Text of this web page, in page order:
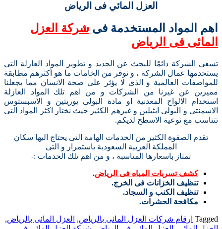
العزل المائي فى الرياض
اهم المواد المستخدمة فى شركة العزل
المائى فى الرياض
تسعى الشركة دائمًا للبحث عن الجديد و تطوير المواد العازلة التى
يستخدمها عمال الشركة ، و نوفر من الخامات ما هو أكثرهم مطابقة
للمواصفات العالمية و الذى لا يؤثر على صحة الانسان مما يجعلنا
مميزين عن غيرنا من الشركات و من اهم تلك المواد العازلة
استخدام الالواح المعدنية او مادة البولى يوريتين و الاسبستوس
الاسمنتى و البولى ايثيلين و غيرهم الكثير حيث نختار اكثر المواد التى
تتناسب مع نوعية الاسطح لديكم.
تقدم الصفوة الكثير من الخدمات الهامة التى يحتاج اليها سكان
المملكة العربية السعودية باستمرار و التى
تمتاز باسعارها المناسبة ، و من اهم تلك الخدمات :-
كشف تسربات المياه فى الرياض.
تنظيف الخزانات فى الخرج.
تنظيف الكنب و السجاد.
مكافحة الحشرات.
Tagged ارقام شركات العزل المائى بالرياض, العزل المائى بالرياض,